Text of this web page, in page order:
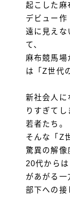
起こした麻
デビュー作
遠に見えな
て、
麻布競馬場
は「Z世代
新社会人に
りすぎてし
若者たち。
そんな「Z
驚異の解像
20代から
があがる一
部下への接